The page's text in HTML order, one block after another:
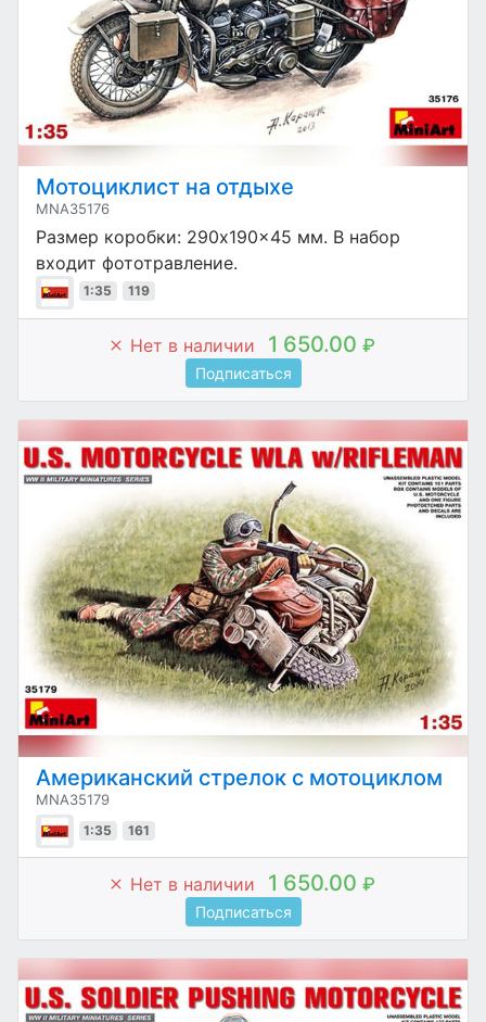
Мотоциклист на отдыхе
MNA35176
Размер коробки: 290x190x45 мм. В набор
входит фототравление.
1:35 119
Нет в наличии 1 650.00 ₽
Подписаться
Американский стрелок с мотоциклом
MNA35179
1:35 161
Нет в наличии 1 650.00 ₽
Подписаться